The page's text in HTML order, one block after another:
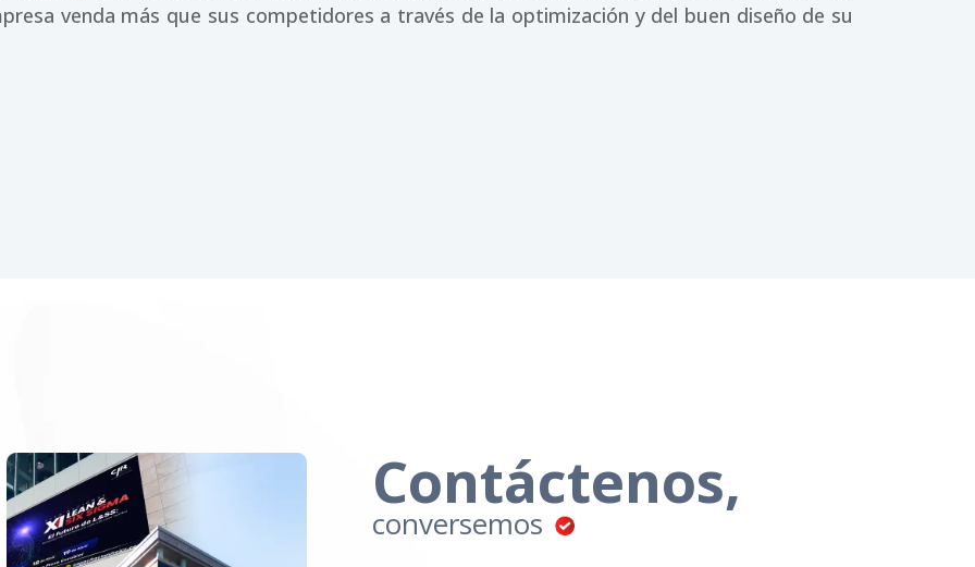
venda más que sus competidores a través de la optimización y del buen diseño de su
Contáctenos,
conversemos